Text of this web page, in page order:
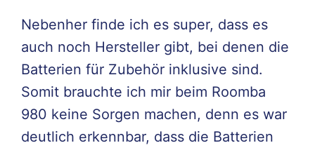
Nebenher finde ich es super, dass es
auch noch Hersteller gibt, bei denen die
Batterien für Zubehör inklusive sind.
Somit brauchte ich mir beim Roomba
980 keine Sorgen machen, denn es war
deutlich erkennbar, dass die Batterien